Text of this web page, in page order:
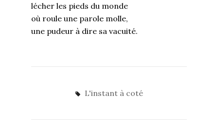
lécher les pieds du monde
où roule une parole molle,
une pudeur à dire sa vacuité.
L'instant à coté